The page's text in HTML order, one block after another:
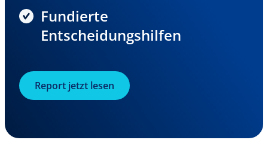
Fundierte
Entscheidungshilfen
Report jetzt lesen